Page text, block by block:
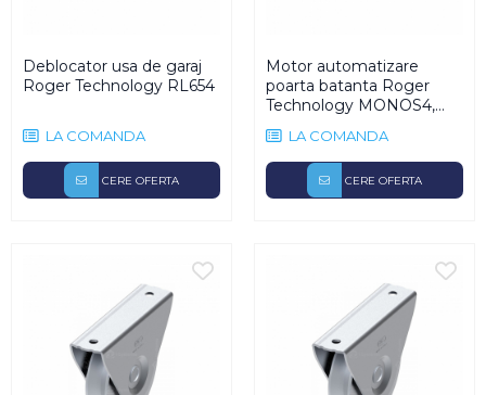
Deblocator usa de garaj
Roger Technology RL654
LA COMANDA
CERE OFERTA
Motor automatizare
poarta batanta Roger
Technology MONOS4,
4m, 450Kg, 230V
LA COMANDA
CERE OFERTA